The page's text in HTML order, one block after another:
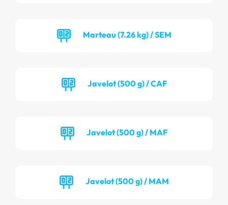
Marteau (7.26 kg) / SEM
Javelot (500 g) / CAF
Javelot (500 g) / MAF
Javelot (500 g) / MAM